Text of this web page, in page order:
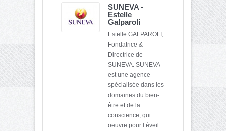
SUNEVA -
Estelle
Galparoli
Estelle GALPAROLI,
Fondatrice &
Directrice de
SUNEVA. SUNEVA
est une agence
spécialisée dans les
domaines du bien-
être et de la
conscience, qui
oeuvre pour l’éveil